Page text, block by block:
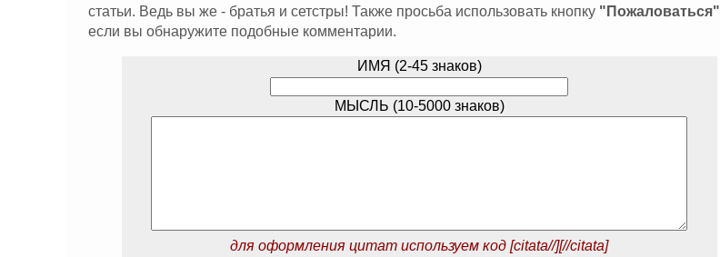
статьи. Ведь вы же - братья и сетстры! Также просьба использовать кнопку "Пожаловаться"
если вы обнаружите подобные комментарии.
ИМЯ (2-45 знаков)
МЫСЛЬ (10-5000 знаков)
для оформления цитат используем код [citata//][//citata]